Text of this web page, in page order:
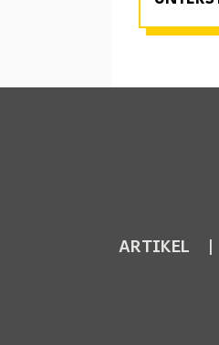
ARTIKEL